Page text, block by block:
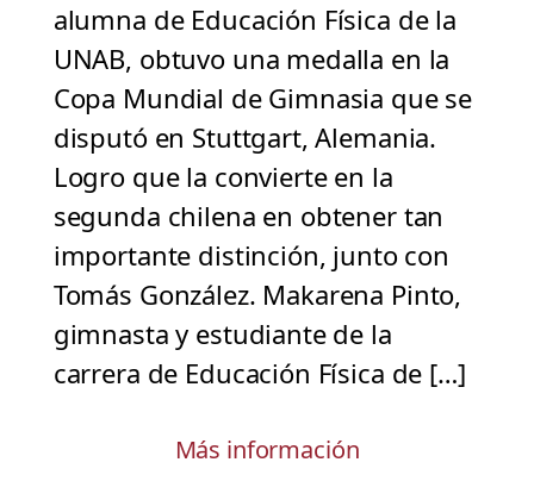
alumna de Educación Física de la
UNAB, obtuvo una medalla en la
Copa Mundial de Gimnasia que se
disputó en Stuttgart, Alemania.
Logro que la convierte en la
segunda chilena en obtener tan
importante distinción, junto con
Tomás González. Makarena Pinto,
gimnasta y estudiante de la
carrera de Educación Física de […]
Más información